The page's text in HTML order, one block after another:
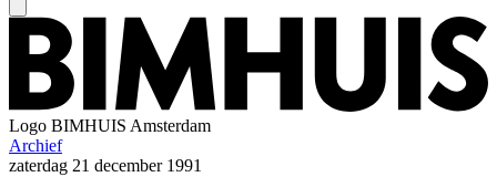
Logo BIMHUIS Amsterdam
Archief
zaterdag 21 december 1991